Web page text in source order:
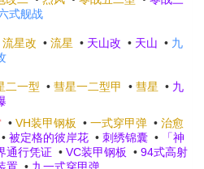
式舰战
流星改 • 流星 • 天山改 • 天山 • 九
二一型 • 彗星一二型甲 • 彗星 • 九
• VH装甲钢板 • 一式穿甲弹 • 治愈
• 被定格的彼岸花 • 刺绣锦囊 •
「神
通行凭证 • VC装甲钢板 • 94式高射